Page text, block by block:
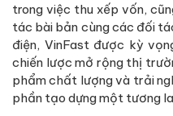
trong việc thu xếp vốn,
tác bài bản cùng các đối
điện, VinFast được kỳ
chiến lược mở rộng thị
phẩm chất lượng và trải
phần tạo dựng một tương